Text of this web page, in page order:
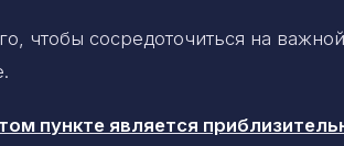
чтобы сосредоточиться на
пункте является